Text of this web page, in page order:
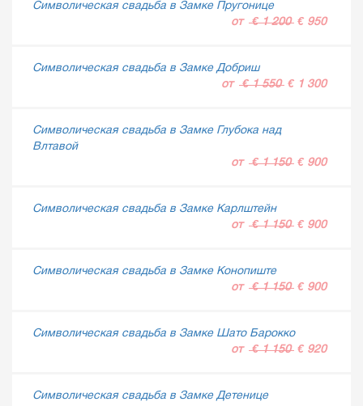
Символическая свадьба в Замке Пругонице
от € 1 200 € 950
Символическая свадьба в Замке Добриш
от € 1 550 € 1 300
Символическая свадьба в Замке Глубока над
Влтавой
от € 1 150 € 900
Символическая свадьба в Замке Карлштейн
от € 1 150 € 900
Символическая свадьба в Замке Конопиште
от € 1 150 € 900
Символическая свадьба в Замке Шато Барокко
от € 1 150 € 920
Символическая свадьба в Замке Детенице